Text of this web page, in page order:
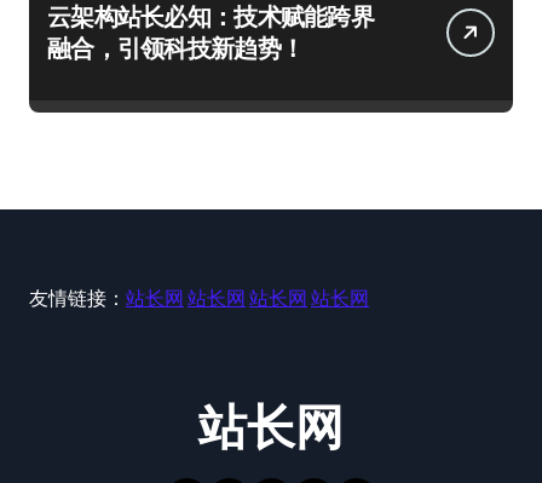
云架构站长必知：技术赋能跨界
融合，引领科技新趋势！
友情链接： 站长网 站长网 站长网 站长网
站长网